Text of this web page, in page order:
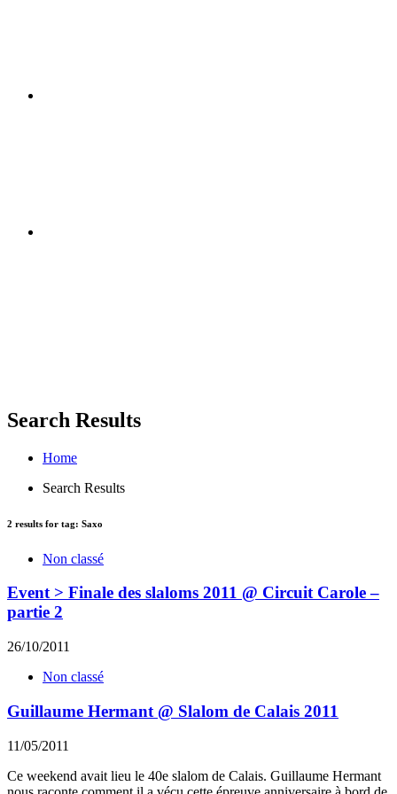
Search Results
Home
Search Results
2 results for tag: Saxo
Non classé
Event > Finale des slaloms 2011 @ Circuit Carole –
partie 2
26/10/2011
Non classé
Guillaume Hermant @ Slalom de Calais 2011
11/05/2011
Ce weekend avait lieu le 40e slalom de Calais. Guillaume Hermant